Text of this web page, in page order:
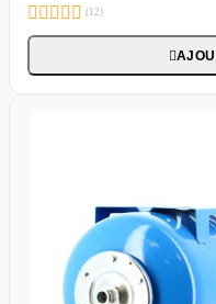
     (12)
